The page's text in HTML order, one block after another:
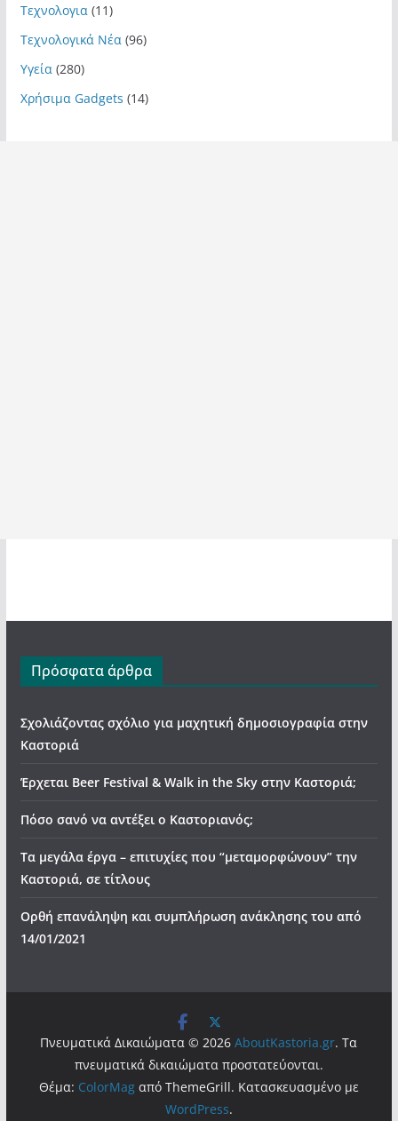
Τεχνολογια (11)
Τεχνολογικά Νέα (96)
Υγεία (280)
Χρήσιμα Gadgets (14)
Πρόσφατα άρθρα
Σχολιάζοντας σχόλιο για μαχητική δημοσιογραφία στην
Καστοριά
Έρχεται Beer Festival & Walk in the Sky στην Καστοριά;
Πόσο σανό να αντέξει ο Καστοριανός;
Τα μεγάλα έργα – επιτυχίες που “μεταμορφώνουν” την
Καστοριά, σε τίτλους
Ορθή επανάληψη και συμπλήρωση ανάκλησης του από
14/01/2021
Πνευματικά Δικαιώματα © 2026AboutKastoria.gr. Τα
πνευματικά δικαιώματα προστατεύονται.
Θέμα: ColorMagαπό ThemeGrill. Κατασκευασμένο με
WordPress.